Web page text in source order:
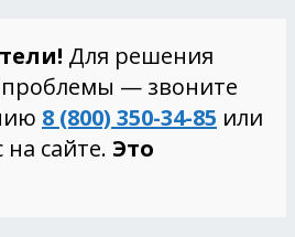
Для решения
— звоните
8 (800) 350-34-85 или
сайте. Это